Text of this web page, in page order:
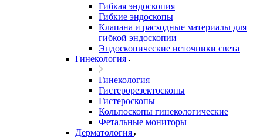
Гибкая эндоскопия
Гибкие эндоскопы
Клапана и расходные материалы для
гибкой эндоскопии
Эндоскопические источники света
Гинекология
Гинекология
Гистерорезектоскопы
Гистероскопы
Кольпоскопы гинекологические
Фетальные мониторы
Дерматология